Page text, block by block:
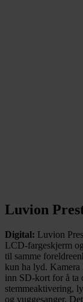
Luvion
Digital: Luvion
LCD-fargeskjerm
til samme
kun ha lyd. Kamera
inn SD-kort for å ta
stemmeaktivering,
og vuggesanger.